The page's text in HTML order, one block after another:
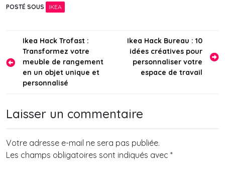
POSTÉ SOUS IKEA
Navigation
de
l’article
Ikea Hack Trofast :
Transformez votre
meuble de rangement
en un objet unique et
personnalisé
Ikea Hack Bureau : 10
idées créatives pour
personnaliser votre
espace de travail
Laisser un commentaire
Votre adresse e-mail ne sera pas publiée.
Les champs obligatoires sont indiqués avec *